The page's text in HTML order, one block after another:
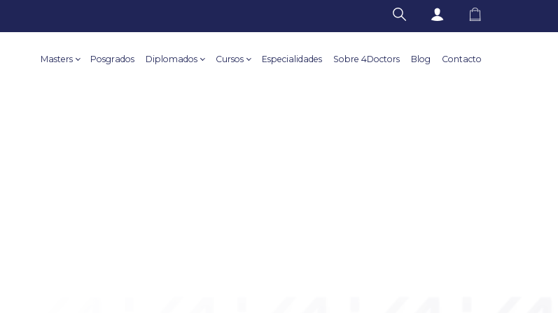
Masters Posgrados Diplomados Cursos Especialidades Sobre 4Doctors Blog Contacto